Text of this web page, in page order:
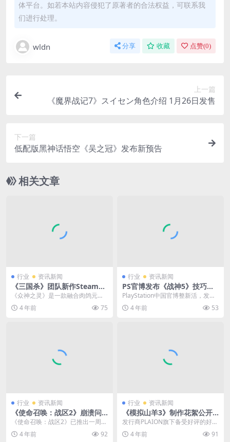
体平台。如若本站内容侵犯了原著者的合法权益，可联系我
们进行处理。
wldn 分享 收藏 点赞(0)
上一篇
《魔界战记7》スイセン角色介绍 1月26日发售
下一篇
低配版黑神话悟空《吴之冠》发布新预告
相关文章
行业 资讯新闻
《三国杀》团队新作Steam页
面上线 试玩Demo即将推出
《众神之灵》是一款融合肉鸽元素
和卡牌玩法的策略游戏，由《三国
杀》团队打造。目前游...
4 年前 75
行业 资讯新闻
PS官博发布《战神5》技巧测
试题 试试你能得几分？
PlayStation中国官博整新活，发布
了一套《战神：诸神黄昏》“技巧命
题人密...
4 年前 53
行业 资讯新闻
《使命召唤：战区2》崩溃问
题令玩家抓狂 官方正在解决
《使命召唤：战区2》已推出一周的
时间了，但游戏的崩溃问题仍然在
被玩家们吐槽。在《...
4 年前 92
行业 资讯新闻
《模拟山羊3》制作花絮公开
工作人员逼真模拟山羊动作
发行商PLAION旗下备受好评的好评
游戏PS5版《模拟山羊3》的实体版
将于12月...
4 年前 91